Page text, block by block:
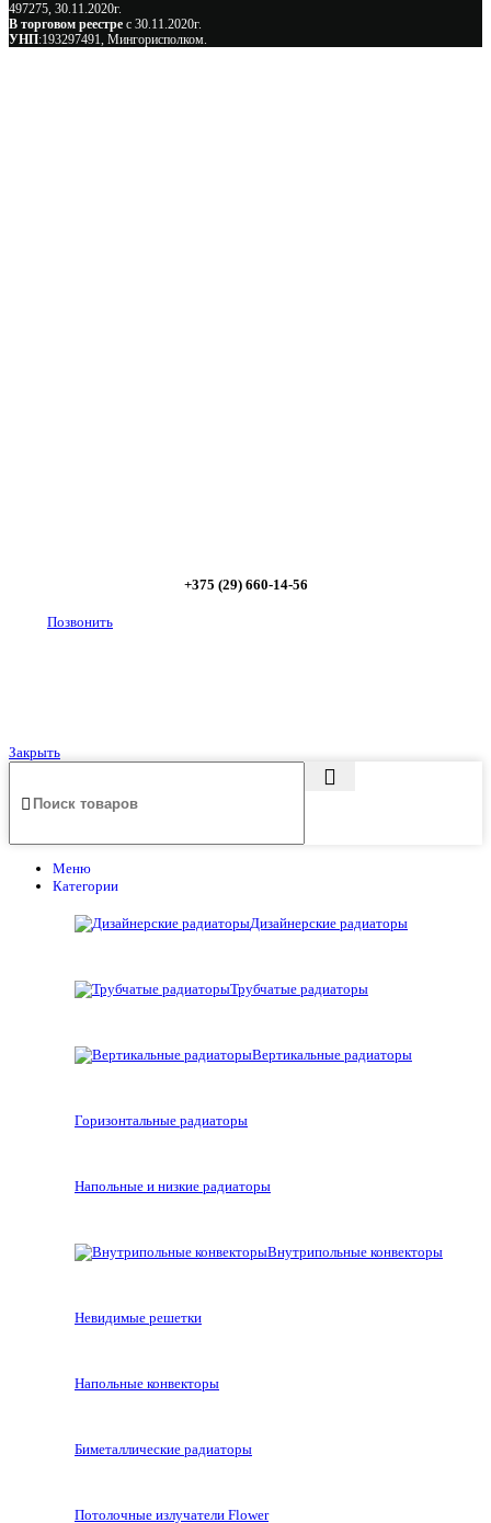
497275, 30.11.2020г.
В торговом реестре с 30.11.2020г.
УНП:193297491, Мингорисполком.
+375 (29) 660-14-56
Позвонить
Закрыть
Меню
Категории
Дизайнерские радиаторы
Трубчатые радиаторы
Вертикальные радиаторы
Горизонтальные радиаторы
Напольные и низкие радиаторы
Внутрипольные конвекторы
Невидимые решетки
Напольные конвекторы
Биметаллические радиаторы
Потолочные излучатели Flower